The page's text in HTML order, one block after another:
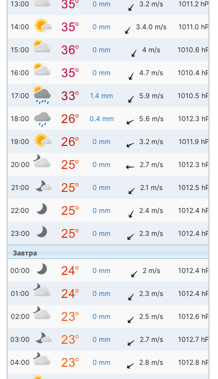
13:00 0 mm 3.2 m/s 1011.2 hPa
14:00 0 mm 3.4.0 m/s 1011.0 hPa
15:00 0 mm 4 m/s 1010.6 hPa
16:00 0 mm 4.7 m/s 1010.4 hPa
17:00 1.4 mm 5.9 m/s 1010.5 hPa
18:00 0.4 mm 5.6 m/s 1012.3 hPa
19:00 0 mm 3.2 m/s 1011.9 hPa
20:00 0 mm 2.7 m/s 1012.3 hPa
21:00 0 mm 2.1 m/s 1012.5 hPa
22:00 0 mm 2.4 m/s 1012.4 hPa
23:00 0 mm 2.3 m/s 1012.4 hPa
Завтра
00:00 0 mm 2 m/s 1012.4 hPa
01:00 0 mm 2.3 m/s 1012.4 hPa
02:00 0 mm 2.5 m/s 1012.6 hPa
03:00 0 mm 2.7 m/s 1012.7 hPa
04:00 0 mm 2.8 m/s 1012.8 hPa